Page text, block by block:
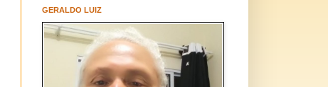
GERALDO LUIZ